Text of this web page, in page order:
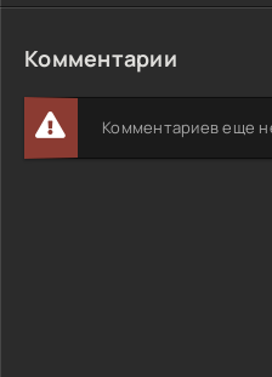
Комментарии
Комментариев еще